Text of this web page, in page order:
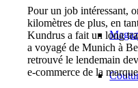
Pour un job intéressant,
kilomètres de plus, en
Kundrus a fait un long
a voyagé de Munich à
retrouvé le lendemain
e-commerce de la